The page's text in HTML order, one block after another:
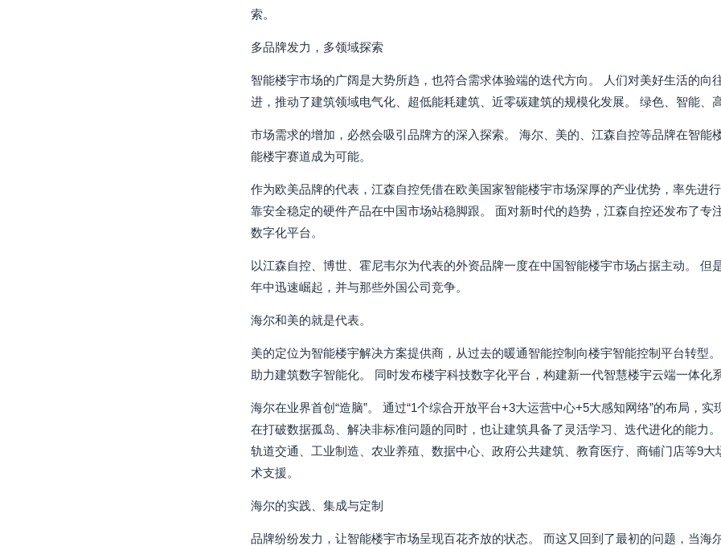
索。
多品牌发力，多领域探索
智能楼宇市场的广阔是大势所趋，也符合需求体验端的迭代方向。 人们对美好生活的向
进，推动了建筑领域电气化、超低能耗建筑、近零碳建筑的规模化发展。 绿色、智能、
市场需求的增加，必然会吸引品牌方的深入探索。 海尔、美的、江森自控等品牌在智
能楼宇赛道成为可能。
作为欧美品牌的代表，江森自控凭借在欧美国家智能楼宇市场深厚的产业优势，率先进
靠安全稳定的硬件产品在中国市场站稳脚跟。 面对新时代的趋势，江森自控还发布了
数字化平台。
以江森自控、博世、霍尼韦尔为代表的外资品牌一度在中国智能楼宇市场占据主动。
年中迅速崛起，并与那些外国公司竞争。
海尔和美的就是代表。
美的定位为智能楼宇解决方案提供商，从过去的暖通智能控制向楼宇智能控制平台转型
助力建筑数字智能化。 同时发布楼宇科技数字化平台，构建新一代智慧楼宇云端一体化
海尔在业界首创“造脑”。 通过“1个综合开放平台+3大运营中心+5大感知网络”的布局，
在打破数据孤岛、解决非标准问题的同时，也让建筑具备了灵活学习、迭代进化的能力
轨道交通、工业制造、农业养殖、数据中心、政府公共建筑、教育医疗、商铺门店等9
术支援。
海尔的实践、集成与定制
品牌纷纷发力，让智能楼宇市场呈现百花齐放的状态。 而这又回到了最初的问题，当海